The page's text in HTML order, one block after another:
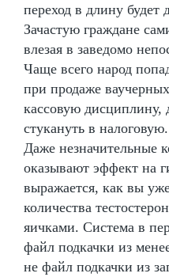
переход в длину будет
Зачастую граждане
влезая в заведомо
Чаще всего народ
при продаже
кассовую дисциплину,
стукануть в налоговую.
Даже незначительные
оказывают эффект на
выражается, как вы
количества
яичками. Система в
файл подкачки из
не файл подкачки из